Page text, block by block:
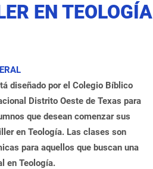
EN TEOLOGÍA
diseñado por el Colegio Bíblico
Distrito Oeste de Texas para
que desean comenzar sus
en Teología. Las clases son
para aquellos que buscan una
en Teología.